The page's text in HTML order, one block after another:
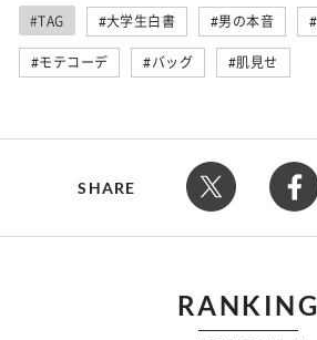
#TAG 大学生白書 男の本音
モテコーデ バッグ 肌見せ
SHARE
RANKING